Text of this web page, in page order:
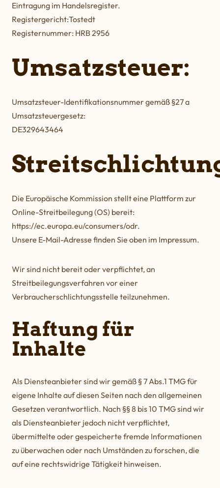
Eintragung im Handelsregister.
Registergericht:Tostedt
Registernummer: HRB 2956
Umsatzsteuer:
Umsatzsteuer-Identifikationsnummer gemäß §27 a
Umsatzsteuergesetz:
DE329643464
Die Europäische Kommission stellt eine Plattform zur
Online-Streitbeilegung (OS) bereit:
https://ec.europa.eu/consumers/odr.
Unsere E-Mail-Adresse finden Sie oben im Impressum.
Wir sind nicht bereit oder verpflichtet, an
Streitbeilegungsverfahren vor einer
Verbraucherschlichtungsstelle teilzunehmen.
Haftung für
Inhalte
Als Diensteanbieter sind wir gemäß § 7 Abs.1 TMG für
eigene Inhalte auf diesen Seiten nach den allgemeinen
Gesetzen verantwortlich. Nach §§ 8 bis 10 TMG sind wir
als Diensteanbieter jedoch nicht verpflichtet,
übermittelte oder gespeicherte fremde Informationen
zu überwachen oder nach Umständen zu forschen, die
auf eine rechtswidrige Tätigkeit hinweisen.